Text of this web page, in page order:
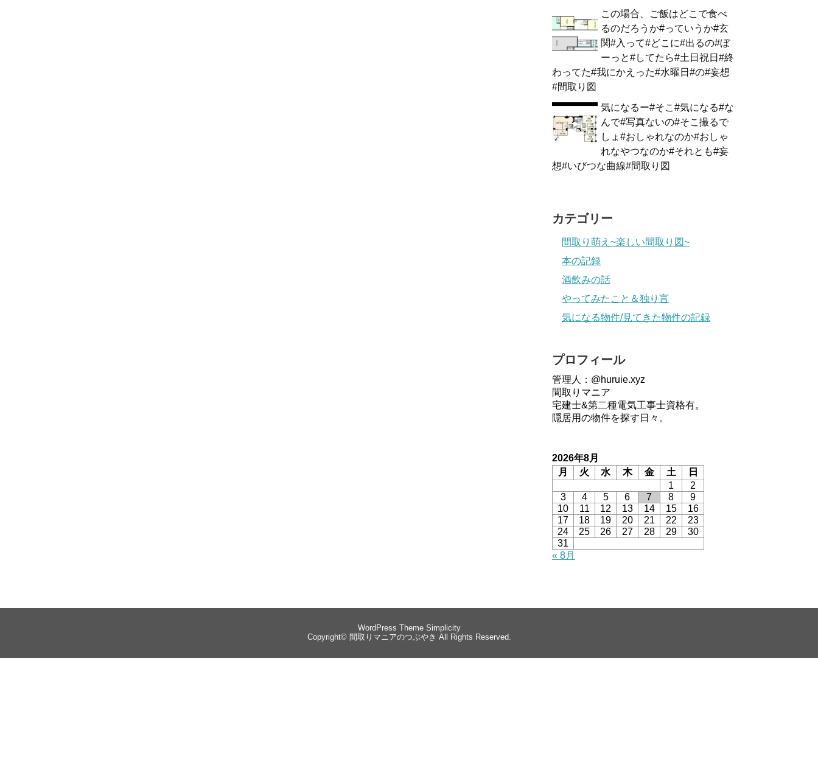
この場合、ご飯はどこで食べ
るのだろうか#っていうか#玄
関#入って#どこに#出るの#ぼ
ーっと#してたら#土日祝日#終
わってた#我にかえった#水曜日#の#妄想
#間取り図
気になるー#そこ#気になる#な
んで#写真ないの#そこ撮るで
しょ#おしゃれなのか#おしゃ
れなやつなのか#それとも#妄
想#いびつな曲線#間取り図
カテゴリー
間取り萌え~楽しい間取り図~
本の記録
酒飲みの話
やってみたこと＆独り言
気になる物件/見てきた物件の記録
プロフィール
管理人：@huruie.xyz
間取りマニア
宅建士&第二種電気工事士資格有。
隠居用の物件を探す日々。
2026年8月
月
火 水 木 金 土
日
1
2
3
4 5 6 7 8
9
10
11 12 13 14 15
16
17
18 19 20 21 22
23
24
25 26 27 28 29
30
31
« 8月
WordPress Theme Simplicity
Copyright© 間取りマニアのつぶやき All Rights Reserved.